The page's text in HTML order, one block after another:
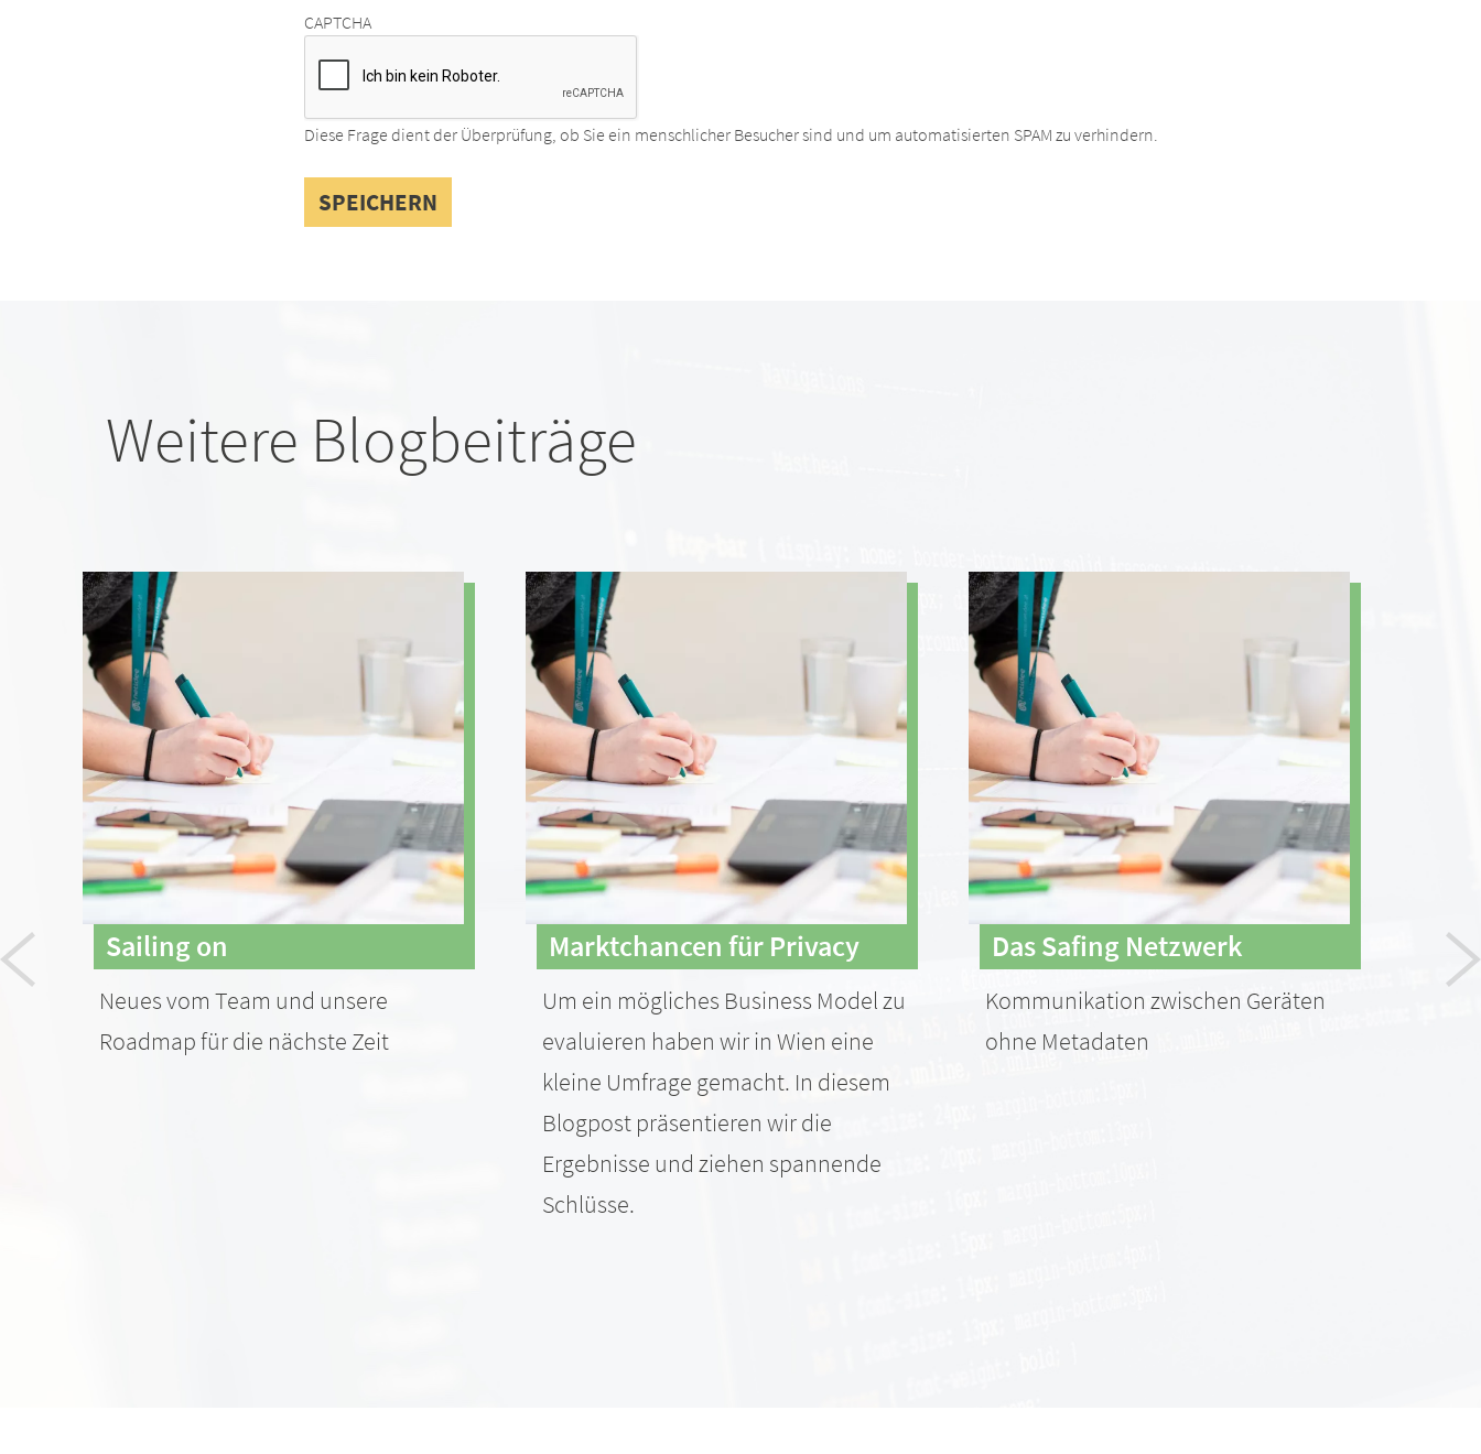
CAPTCHA
Diese Frage dient der Überprüfung, ob Sie ein menschlicher Besucher sind und um automatisierten SPAM zu verhindern.
Weitere Blogbeiträge
Sailing on
Neues vom Team und unsere
Roadmap für die nächste Zeit
Marktchancen für Privacy
Um ein mögliches Business Model zu
evaluieren haben wir in Wien eine
kleine Umfrage gemacht. In diesem
Blogpost präsentieren wir die
Ergebnisse und ziehen spannende
Schlüsse.
Das Safing Netzwerk
Kommunikation zwischen Geräten
ohne Metadaten